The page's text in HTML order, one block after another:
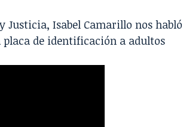
Justicia, Isabel Camarillo nos habló
de identificación a adultos